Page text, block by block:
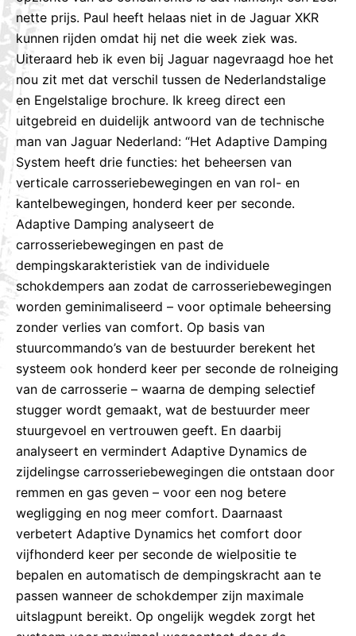
nette prijs. Paul heeft helaas niet in de Jaguar XKR
kunnen rijden omdat hij net die week ziek was.
Uiteraard heb ik even bij Jaguar nagevraagd hoe het
nou zit met dat verschil tussen de Nederlandstalige
en Engelstalige brochure. Ik kreeg direct een
uitgebreid en duidelijk antwoord van de technische
man van Jaguar Nederland: “Het Adaptive Damping
System heeft drie functies: het beheersen van
verticale carrosseriebewegingen en van rol- en
kantelbewegingen, honderd keer per seconde.
Adaptive Damping analyseert de
carrosseriebewegingen en past de
dempingskarakteristiek van de individuele
schokdempers aan zodat de carrosseriebewegingen
worden geminimaliseerd – voor optimale beheersing
zonder verlies van comfort. Op basis van
stuurcommando’s van de bestuurder berekent het
systeem ook honderd keer per seconde de rolneiging
van de carrosserie – waarna de demping selectief
stugger wordt gemaakt, wat de bestuurder meer
stuurgevoel en vertrouwen geeft. En daarbij
analyseert en vermindert Adaptive Dynamics de
zijdelingse carrosseriebewegingen die ontstaan door
remmen en gas geven – voor een nog betere
wegligging en nog meer comfort. Daarnaast
verbetert Adaptive Dynamics het comfort door
vijfhonderd keer per seconde de wielpositie te
bepalen en automatisch de dempingskracht aan te
passen wanneer de schokdemper zijn maximale
uitslagpunt bereikt. Op ongelijk wegdek zorgt het